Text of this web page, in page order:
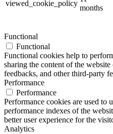
viewed_cookie_policy
months
Functional
Functional
Functional cookies help to
sharing the content of the
feedbacks, and other third-party
Performance
Performance
Performance cookies are used to
performance indexes of the
better user experience for the
Analytics